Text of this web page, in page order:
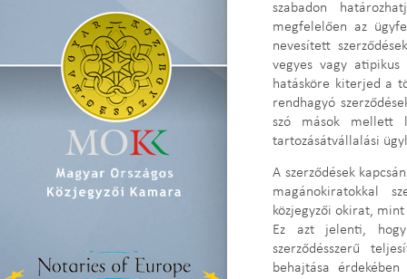
szabadon
megfelelően az
nevesített
vegyes vagy atipikus
hatásköre kiterjed a
rendhagyó
szó mások mellett
tartozásátvállalási
A szerződések
magánokiratokkal
közjegyzői okirat,
Ez azt jelenti,
szerződésszerű
behajtása